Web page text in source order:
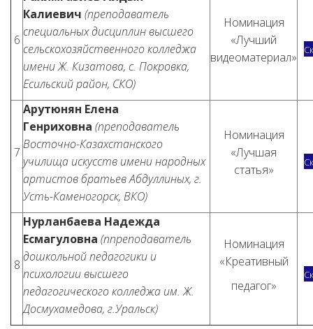
6
Калиевич (преподаватель
специальных дисциплин высшего
сельскохозяйственного колледжа
имени Ж. Кизатова, с. Покровка,
Есильский район, СКО)
Номинация
«Лучший
видеоматериал»
7
Арутюнян Елена
Генриховна (преподаватель
Восточно-Казахстанского
училища искусств имени народных
артистов братьев Абдуллиных, г.
Усть-Каменогорск, ВКО)
Номинация
«Лучшая
статья»
8
Нурланбаева Надежда
Есмагуловна (ппреподаватель
дошкольной педагогики и
психологии высшего
педагогического колледжа им. Ж.
Досмухамедова, г.Уральск)
Номинация
«Креативный
педагог»